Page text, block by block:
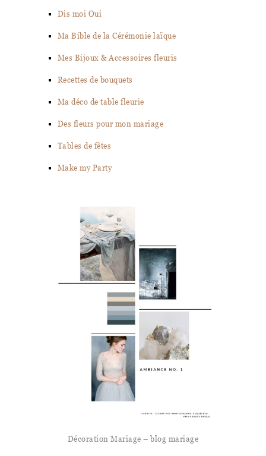
Dis moi Oui
Ma Bible de la Cérémonie laïque
Mes Bijoux & Accessoires fleuris
Recettes de bouquets
Ma déco de table fleurie
Des fleurs pour mon mariage
Tables de fêtes
Make my Party
Décoration Mariage – blog mariage